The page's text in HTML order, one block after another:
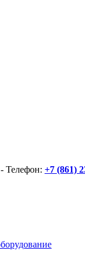
- Телефон: +7 (861)